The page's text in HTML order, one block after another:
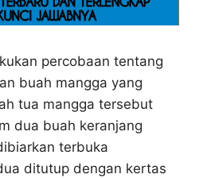
percobaan tentang
buah mangga yang
tua mangga tersebut
dua buah keranjang
terbuka
ditutup dengan kertas